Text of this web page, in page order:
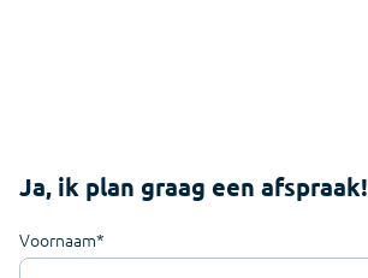
Ja, ik plan graag een afspraak!
Voornaam*